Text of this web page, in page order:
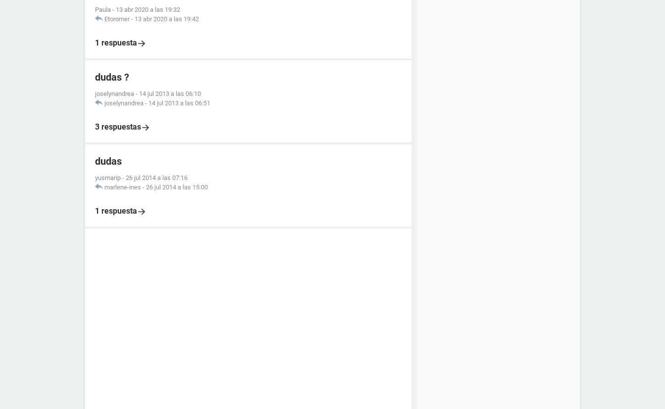
Paula - 13 abr 2020 a las 19:32
Etoromer - 13 abr 2020 a las 19:42
1 respuesta
dudas ?
joselynandrea - 14 jul 2013 a las 06:10
joselynandrea - 14 jul 2013 a las 06:51
3 respuestas
dudas
yusmarip - 26 jul 2014 a las 07:16
marlene-ines - 26 jul 2014 a las 15:00
1 respuesta